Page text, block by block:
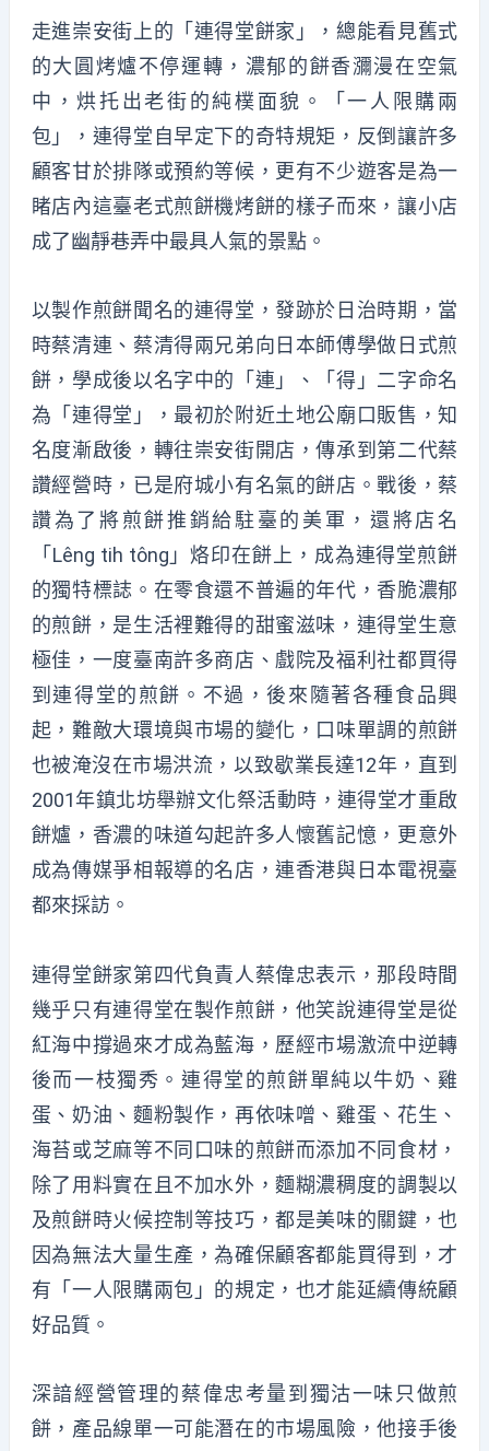
走進崇安街上的「連得堂餅家」，總能看見舊式
的大圓烤爐不停運轉，濃郁的餅香瀰漫在空氣
中，烘托出老街的純樸面貌。「一人限購兩
包」，連得堂自早定下的奇特規矩，反倒讓許多
顧客甘於排隊或預約等候，更有不少遊客是為一
睹店內這臺老式煎餅機烤餅的樣子而來，讓小店
成了幽靜巷弄中最具人氣的景點。
以製作煎餅聞名的連得堂，發跡於日治時期，當
時蔡清連、蔡清得兩兄弟向日本師傅學做日式煎
餅，學成後以名字中的「連」、「得」二字命名
為「連得堂」，最初於附近土地公廟口販售，知
名度漸啟後，轉往崇安街開店，傳承到第二代蔡
讚經營時，已是府城小有名氣的餅店。戰後，蔡
讚為了將煎餅推銷給駐臺的美軍，還將店名
「Lêng tih tông」烙印在餅上，成為連得堂煎餅
的獨特標誌。在零食還不普遍的年代，香脆濃郁
的煎餅，是生活裡難得的甜蜜滋味，連得堂生意
極佳，一度臺南許多商店、戲院及福利社都買得
到連得堂的煎餅。不過，後來隨著各種食品興
起，難敵大環境與市場的變化，口味單調的煎餅
也被淹沒在市場洪流，以致歇業長達12年，直到
2001年鎮北坊舉辦文化祭活動時，連得堂才重啟
餅爐，香濃的味道勾起許多人懷舊記憶，更意外
成為傳媒爭相報導的名店，連香港與日本電視臺
都來採訪。
連得堂餅家第四代負責人蔡偉忠表示，那段時間
幾乎只有連得堂在製作煎餅，他笑說連得堂是從
紅海中撐過來才成為藍海，歷經市場激流中逆轉
後而一枝獨秀。連得堂的煎餅單純以牛奶、雞
蛋、奶油、麵粉製作，再依味噌、雞蛋、花生、
海苔或芝麻等不同口味的煎餅而添加不同食材，
除了用料實在且不加水外，麵糊濃稠度的調製以
及煎餅時火候控制等技巧，都是美味的關鍵，也
因為無法大量生產，為確保顧客都能買得到，才
有「一人限購兩包」的規定，也才能延續傳統顧
好品質。
深諳經營管理的蔡偉忠考量到獨沽一味只做煎
餅，產品線單一可能潛在的市場風險，他接手後